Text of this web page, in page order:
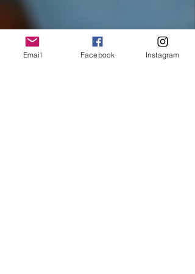
Email Facebook Instagram